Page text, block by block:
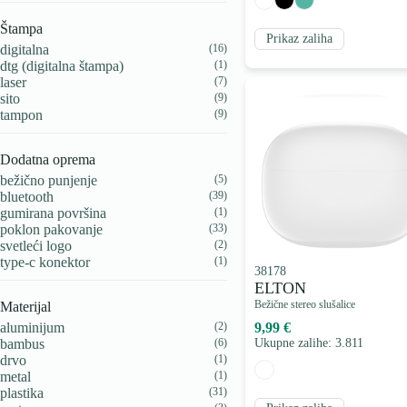
Štampa
digitalna
(16)
dtg (digitalna štampa) (1)
laser (7)
sito (9)
tampon (9)
Dodatna oprema
bežično punjenje
(5)
bluetooth (39)
gumirana površina (1)
poklon pakovanje (33)
svetleći logo (2)
type-c konektor (1)
Materijal
aluminijum
(2)
bambus (6)
drvo (1)
metal (1)
plastika (31)
Prikaz zaliha
38178
ELTON
Bežične stereo slušalice
9,99 €
Ukupne zalihe: 3.811